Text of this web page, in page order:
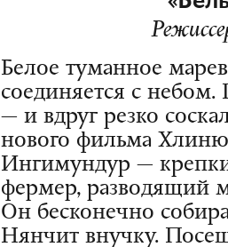
Белое туманное
соединяется с небом.
— и вдруг резко
нового фильма
Ингимундур —
фермер, разводящий
Он бесконечно
Нянчит внучку.